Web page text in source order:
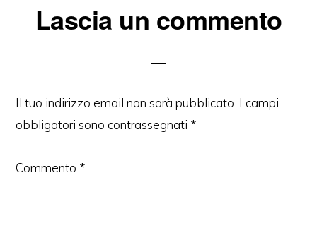
Interazioni
Lascia un commento
Il tuo indirizzo email non sarà pubblicato. I campi
obbligatori sono contrassegnati *
Commento *